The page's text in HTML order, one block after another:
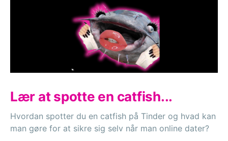
Lær at spotte en catfish...
Hvordan spotter du en catfish på Tinder og hvad kan
man gøre for at sikre sig selv når man online dater?